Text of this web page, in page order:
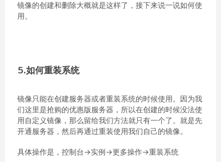
镜像的创建和删除大概就是这样了，接下来说一说如何使
用。
5.如何重装系统
镜像只能在创建服务器或者重装系统的时候使用。因为我
们这里是抢购的优惠版服务器，所以在创建的时候没法使
用自定义镜像，那么留给我们方法就只有一个了。就是先
开通服务器，然后再通过重装使用我们自己的镜像。
具体操作是，控制台->实例->更多操作->重装系统